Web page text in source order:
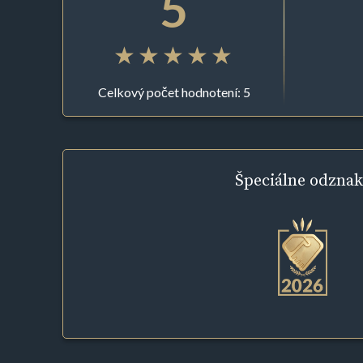
Celkový počet hodnotení: 5
Špeciálne